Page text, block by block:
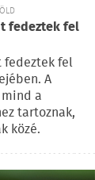
fedeztek fel
fedeztek fel
A
a
tartoznak,
közé.